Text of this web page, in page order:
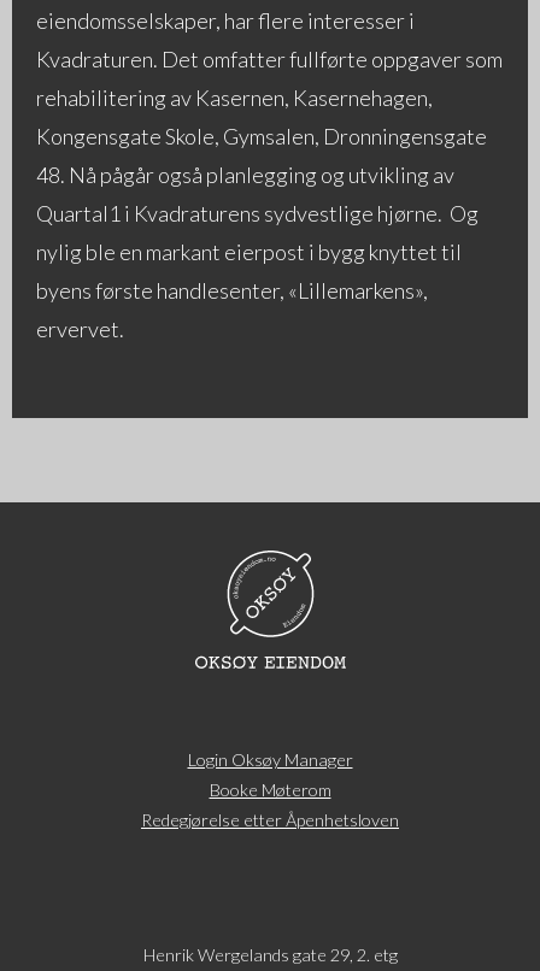
eiendomsselskaper, har flere interesser i
Kvadraturen. Det omfatter fullførte oppgaver som
rehabilitering av Kasernen, Kasernehagen,
Kongensgate Skole, Gymsalen, Dronningensgate
48. Nå pågår også planlegging og utvikling av
Quartal1 i Kvadraturens sydvestlige hjørne. Og
nylig ble en markant eierpost i bygg knyttet til
byens første handlesenter, «Lillemarkens»,
ervervet.
Login Oksøy Manager
Booke Møterom
Redegjørelse etter Åpenhetsloven
Henrik Wergelands gate 29, 2. etg